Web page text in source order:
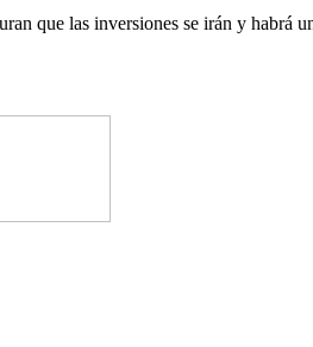
que las inversiones se irán y habrá